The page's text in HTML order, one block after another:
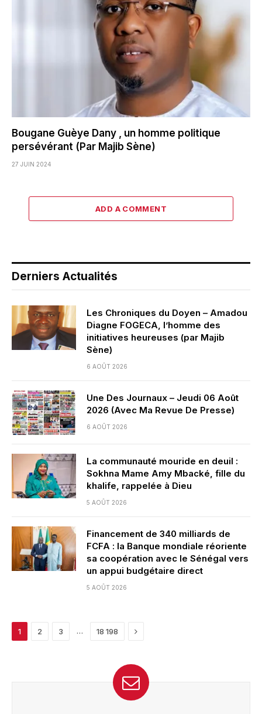
Bougane Guèye Dany , un homme politique
persévérant (Par Majib Sène)
27 JUIN 2024
ADD A COMMENT
Derniers Actualités
Les Chroniques du Doyen – Amadou
Diagne FOGECA, l’homme des
initiatives heureuses (par Majib
Sène)
6 AOÛT 2026
Une Des Journaux – Jeudi 06 Août
2026 (Avec Ma Revue De Presse)
6 AOÛT 2026
La communauté mouride en deuil :
Sokhna Mame Amy Mbacké, fille du
khalife, rappelée à Dieu
5 AOÛT 2026
Financement de 340 milliards de
FCFA : la Banque mondiale réoriente
sa coopération avec le Sénégal vers
un appui budgétaire direct
5 AOÛT 2026
1 2 3 … 18 198 Next